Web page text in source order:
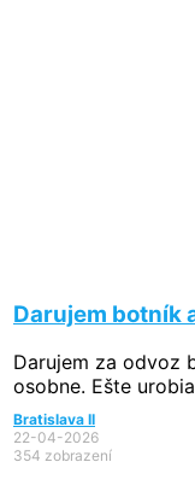
Darujem botník
Darujem za odvoz
osobne. Ešte
Bratislava II
22-04-2026
354 zobrazení